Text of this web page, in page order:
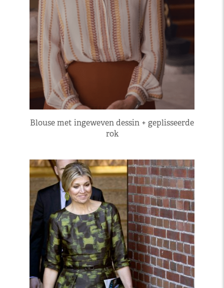
Blouse met ingeweven dessin + geplisseerde
rok